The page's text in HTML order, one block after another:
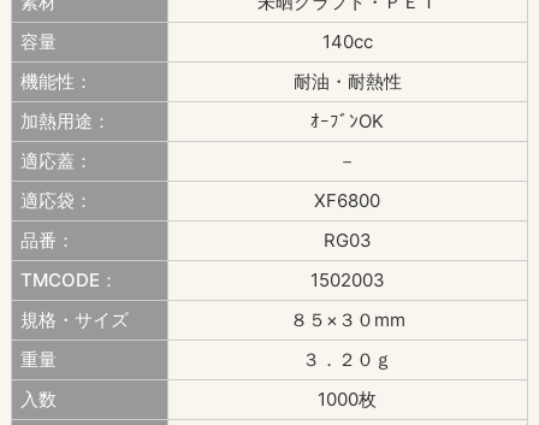
容量
140cc
機能性：
耐油・耐熱性
加熱用途：
ｵｰﾌﾞﾝOK
適応蓋：
－
適応袋：
XF6800
品番：
RG03
TMCODE：
1502003
規格・サイズ
８５×３０mm
重量
３．２０ｇ
入数
1000枚